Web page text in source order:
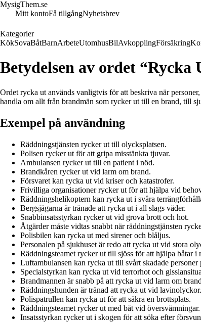
MysigThem.se
Mitt kontoFå tillgångNyhetsbrev
Kategorier
KökSovaBåtBarnArbeteUtomhusBilAvkopplingFörsäkring
Betydelsen av ordet “Rycka
Ordet rycka ut används vanligtvis för att beskriva när
handla om allt från brandmän som rycker ut till en brand, till
Exempel på användning
Räddningstjänsten rycker ut till olycksplatsen.
Polisen rycker ut för att gripa misstänkta tjuvar.
Ambulansen rycker ut till en patient i nöd.
Brandkåren rycker ut vid larm om brand.
Försvaret kan rycka ut vid kriser och katastrofer.
Frivilliga organisationer rycker ut för att hjälpa vid
Räddningshelikoptern kan rycka ut i svåra
Bergsjägarna är tränade att rycka ut i all slags väder.
Snabbinsatsstyrkan rycker ut vid grova brott och hot.
Åtgärder måste vidtas snabbt när räddningstjänsten
Polisbilen kan rycka ut med sirener och blåljus.
Personalen på sjukhuset är redo att rycka ut vid stora
Räddningsteamet rycker ut till sjöss för att hjälpa båtar i
Luftambulansen kan rycka ut till svårt skadade personer
Specialstyrkan kan rycka ut vid terrorhot och
Brandmannen är snabb på att rycka ut vid larm om
Räddningshunden är tränad att rycka ut vid lavinolyckor.
Polispatrullen kan rycka ut för att säkra en brottsplats.
Räddningsteamet rycker ut med båt vid översvämningar.
Insatsstyrkan rycker ut i skogen för att söka efter